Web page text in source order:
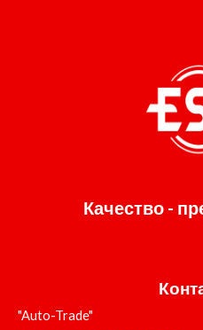
Качество -
"Auto-Trade"